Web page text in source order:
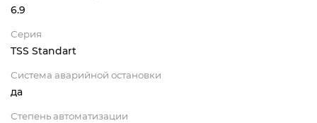
6.9
Серия
TSS Standart
Система аварийной остановки
да
Степень автоматизации